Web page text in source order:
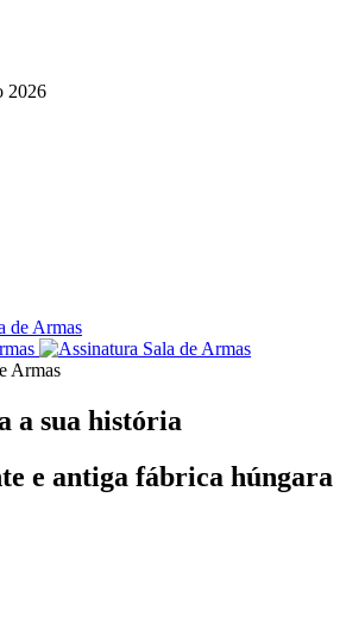
2026
Armas
a sua história
e antiga fábrica húngara